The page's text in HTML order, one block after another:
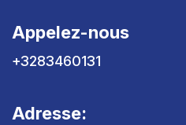
Appelez-nous
+3283460131
Adresse: